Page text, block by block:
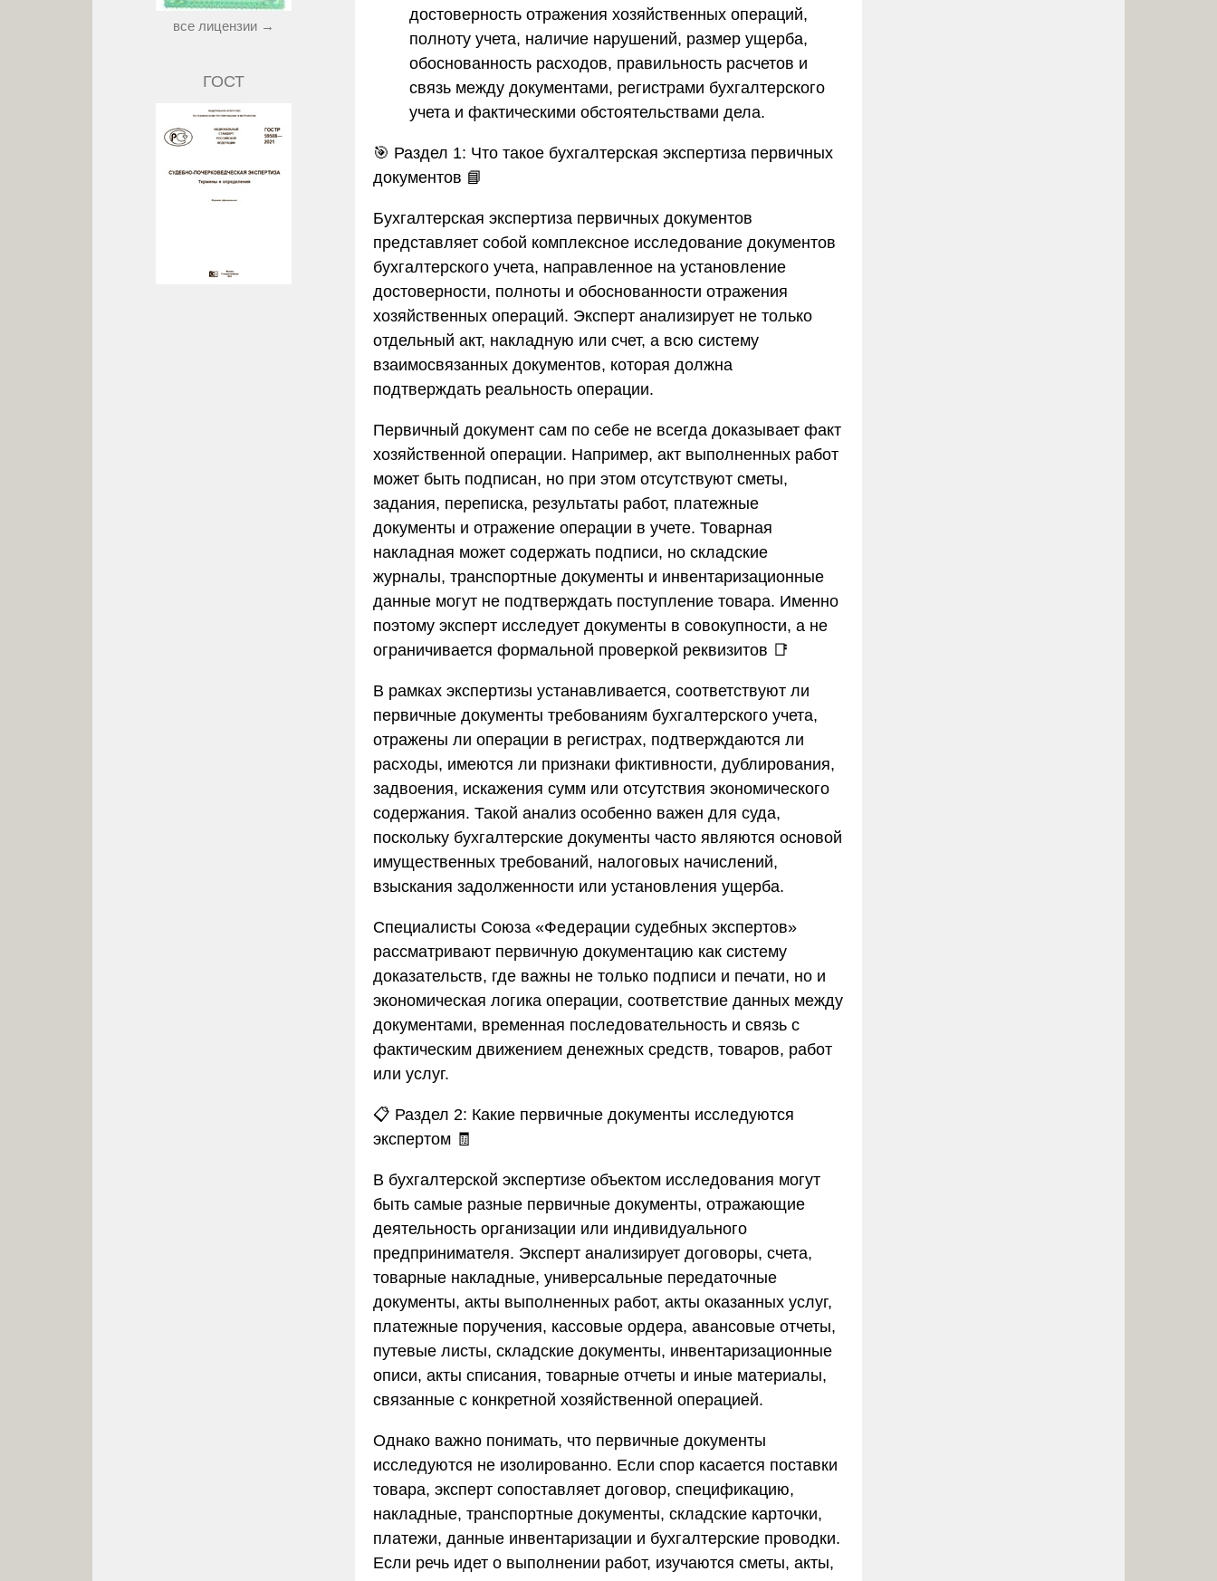
достоверность отражения хозяйственных операций,
полноту учета, наличие нарушений, размер ущерба,
обоснованность расходов, правильность расчетов и
связь между документами, регистрами бухгалтерского
учета и фактическими обстоятельствами дела.
🎯 Раздел 1: Что такое бухгалтерская экспертиза первичных
документов 📘
Бухгалтерская экспертиза первичных документов
представляет собой комплексное исследование документов
бухгалтерского учета, направленное на установление
достоверности, полноты и обоснованности отражения
хозяйственных операций. Эксперт анализирует не только
отдельный акт, накладную или счет, а всю систему
взаимосвязанных документов, которая должна
подтверждать реальность операции.
Первичный документ сам по себе не всегда доказывает факт
хозяйственной операции. Например, акт выполненных работ
может быть подписан, но при этом отсутствуют сметы,
задания, переписка, результаты работ, платежные
документы и отражение операции в учете. Товарная
накладная может содержать подписи, но складские
журналы, транспортные документы и инвентаризационные
данные могут не подтверждать поступление товара. Именно
поэтому эксперт исследует документы в совокупности, а не
ограничивается формальной проверкой реквизитов 📑
В рамках экспертизы устанавливается, соответствуют ли
первичные документы требованиям бухгалтерского учета,
отражены ли операции в регистрах, подтверждаются ли
расходы, имеются ли признаки фиктивности, дублирования,
задвоения, искажения сумм или отсутствия экономического
содержания. Такой анализ особенно важен для суда,
поскольку бухгалтерские документы часто являются основой
имущественных требований, налоговых начислений,
взыскания задолженности или установления ущерба.
Специалисты Союза «Федерации судебных экспертов»
рассматривают первичную документацию как систему
доказательств, где важны не только подписи и печати, но и
экономическая логика операции, соответствие данных между
документами, временная последовательность и связь с
фактическим движением денежных средств, товаров, работ
или услуг.
📋 Раздел 2: Какие первичные документы исследуются
экспертом 🧾
В бухгалтерской экспертизе объектом исследования могут
быть самые разные первичные документы, отражающие
деятельность организации или индивидуального
предпринимателя. Эксперт анализирует договоры, счета,
товарные накладные, универсальные передаточные
документы, акты выполненных работ, акты оказанных услуг,
платежные поручения, кассовые ордера, авансовые отчеты,
путевые листы, складские документы, инвентаризационные
описи, акты списания, товарные отчеты и иные материалы,
связанные с конкретной хозяйственной операцией.
Однако важно понимать, что первичные документы
исследуются не изолированно. Если спор касается поставки
товара, эксперт сопоставляет договор, спецификацию,
накладные, транспортные документы, складские карточки,
платежи, данные инвентаризации и бухгалтерские проводки.
Если речь идет о выполнении работ, изучаются сметы, акты,
все лицензии →
ГОСТ